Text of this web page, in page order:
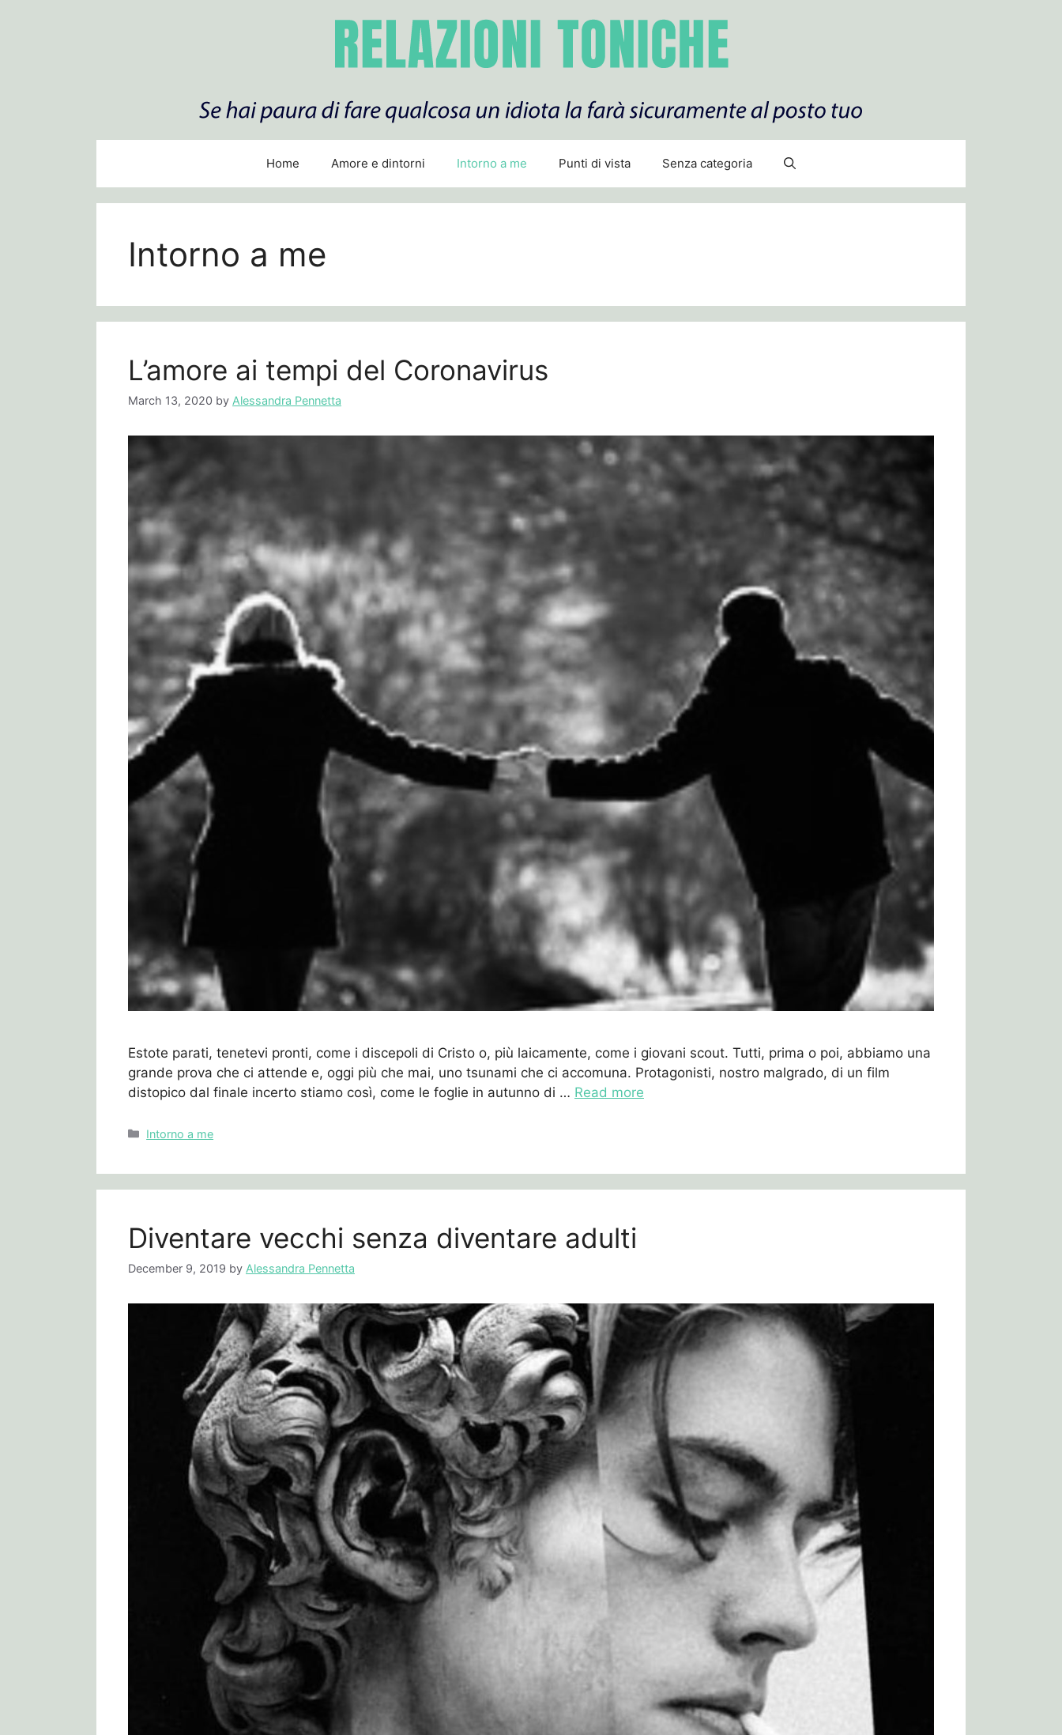
Home Amore e dintorni Intorno a me Punti di vista Senza categoria
Intorno a me
L’amore ai tempi del Coronavirus
March 13, 2020 by Alessandra Pennetta
Estote parati, tenetevi pronti, come i discepoli di Cristo o, più laicamente, come i giovani scout. Tutti, prima o poi, abbiamo una
grande prova che ci attende e, oggi più che mai, uno tsunami che ci accomuna. Protagonisti, nostro malgrado, di un film
distopico dal finale incerto stiamo così, come le foglie in autunno di … Read more
Categories
Intorno a me
Diventare vecchi senza diventare adulti
December 9, 2019 by Alessandra Pennetta